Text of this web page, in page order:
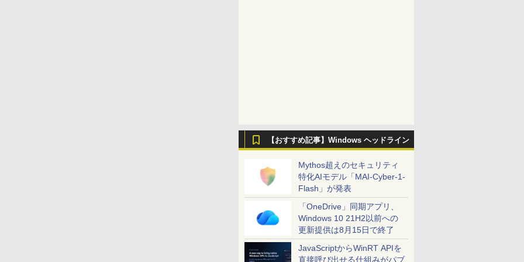
【おすすめ記事】Windows ヘッドライン
Mythos超えのセキュリティ
特化AIモデル「MAI-Cyber-1-
Flash」が発表
「OneDrive」同期アプリ、
Windows 10 21H2以前への
更新提供は8月15日で終了
JavaScriptからWinRT APIを
直接呼び出せる仕組みがパブ